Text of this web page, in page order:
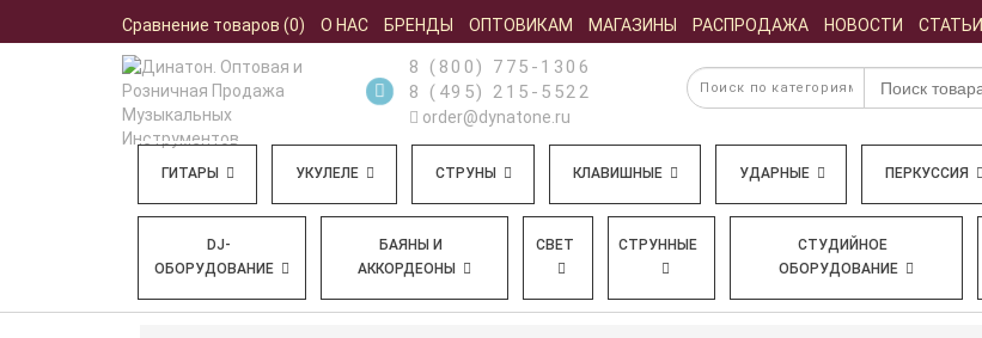
Сравнение товаров (0) О НАС БРЕНДЫ ОПТОВИКАМ МАГАЗИНЫ РАСПРОДАЖА НОВОСТИ СТАТЬИ
8 (800) 775-1306
8 (495) 215-5522
order@dynatone.ru
ГИТАРЫ УКУЛЕЛЕ СТРУНЫ КЛАВИШНЫЕ УДАРНЫЕ ПЕРКУССИЯ
DJ-
ОБОРУДОВАНИЕ
БАЯНЫ И
АККОРДЕОНЫ
СВЕТ СТРУННЫЕ
СТУДИЙНОЕ
ОБОРУДОВАНИЕ